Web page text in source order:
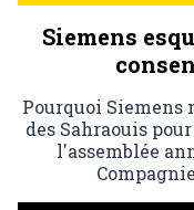
Siemens
Pourquoi Siemens
des Sahraouis
l'assemblée